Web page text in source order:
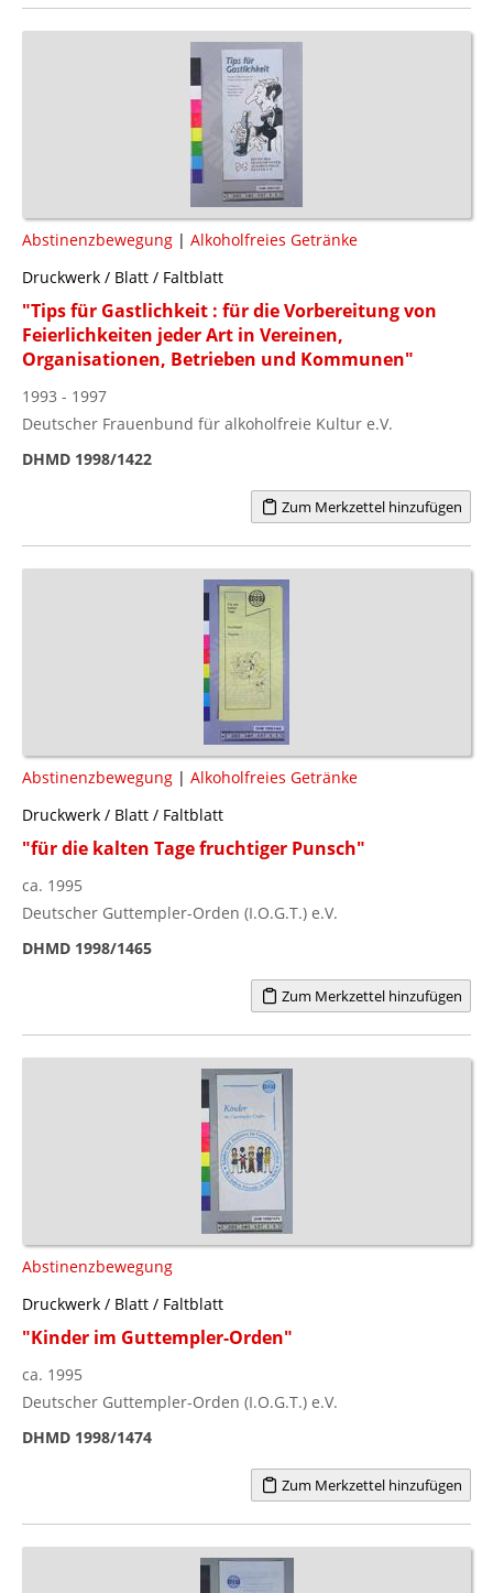
Abstinenzbewegung | Alkoholfreies Getränke
Druckwerk / Blatt / Faltblatt
"Tips für Gastlichkeit : für die Vorbereitung von
Feierlichkeiten jeder Art in Vereinen,
Organisationen, Betrieben und Kommunen"
1993 - 1997
Deutscher Frauenbund für alkoholfreie Kultur e.V.
DHMD 1998/1422
Zum Merkzettel hinzufügen
Abstinenzbewegung | Alkoholfreies Getränke
Druckwerk / Blatt / Faltblatt
"für die kalten Tage fruchtiger Punsch"
ca. 1995
Deutscher Guttempler-Orden (I.O.G.T.) e.V.
DHMD 1998/1465
Zum Merkzettel hinzufügen
Abstinenzbewegung
Druckwerk / Blatt / Faltblatt
"Kinder im Guttempler-Orden"
ca. 1995
Deutscher Guttempler-Orden (I.O.G.T.) e.V.
DHMD 1998/1474
Zum Merkzettel hinzufügen